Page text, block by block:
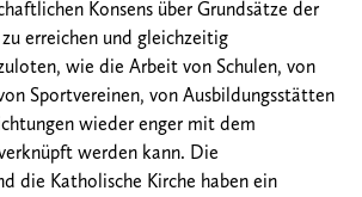
Konsens über Grundsätze der
erreichen und gleichzeitig
wie die Arbeit von Schulen, von
Sportvereinen, von Ausbildungsstätten
wieder enger mit dem
werden kann. Die
die Katholische Kirche haben ein